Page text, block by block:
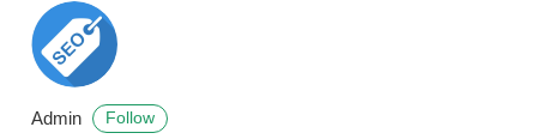
Admin Follow